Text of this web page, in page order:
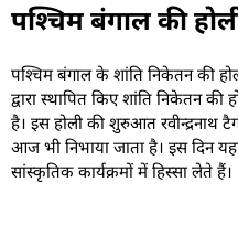
पश्चिम बंगाल की
पश्चिम बंगाल के शांति निकेतन की
द्वारा स्‍थापित किए शांति निकेतन
है। इस होली की शुरुआत रवीन्‍द्रनाथ
आज भी निभाया जाता है। इस दिन
सांस्‍कृतिक कार्यक्रमों में हिस्‍सा लेते हैं।